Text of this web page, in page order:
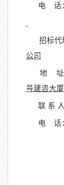
电 话
招标代
公司
地 址
号建咨大
联 系
电 话